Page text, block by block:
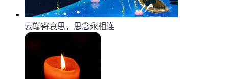
云端寄哀思，思念永相连